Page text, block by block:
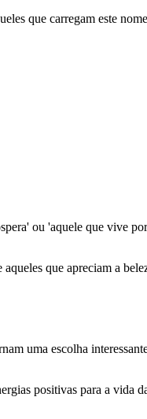
que carregam este
ou 'aquele que vive
que apreciam a
uma escolha
positivas para a vida